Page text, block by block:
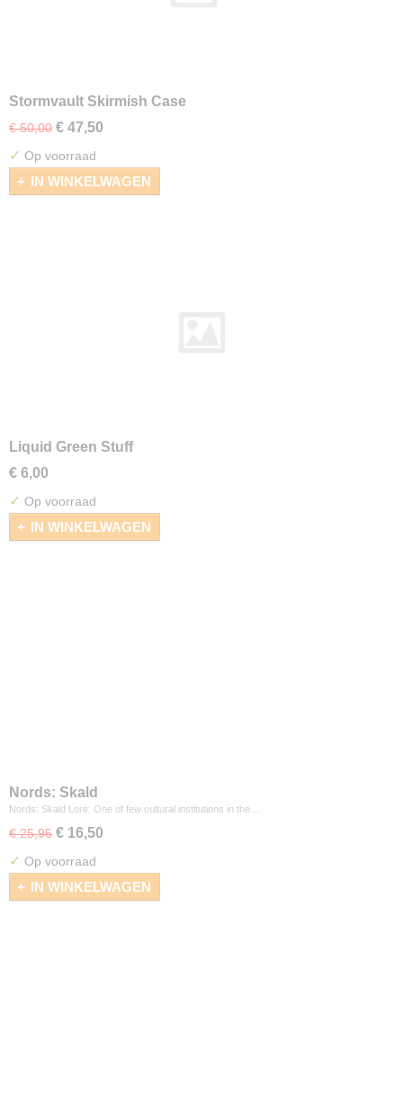
Stormvault Skirmish Case
€ 50,00 € 47,50
✓ Op voorraad
IN WINKELWAGEN
Liquid Green Stuff
€ 6,00
✓ Op voorraad
IN WINKELWAGEN
Nords: Skald
Nords: Skald Lore: One of few cultural institutions in the…
€ 25,95 € 16,50
✓ Op voorraad
IN WINKELWAGEN